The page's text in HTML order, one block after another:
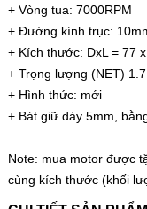
+ Vòng tua: 7000RPM
+ Đường kính trục:
+ Kích thước: DxL = 77
+ Trọng lượng (NET)
+ Hình thức: mới
+ Bát giữ dày 5mm,
Note: mua motor được
cùng kích thước (khối